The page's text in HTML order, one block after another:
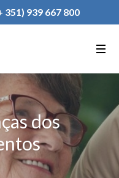
939 667 800
dos